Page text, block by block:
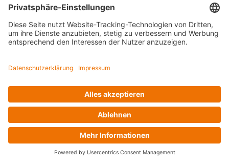
Gefahrenmelder
Türsprechanlagen
Alle anzeigen
Außenstationen
Klingeltaster und Gongs
Sprechanlagen-Sets
Zubehör Türkommunikation
Videoüberwachung
Zubehör Videoüberwachung
Alle anzeigen